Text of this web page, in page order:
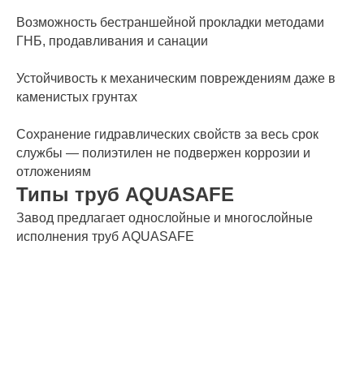
Возможность бестраншейной прокладки методами
ГНБ, продавливания и санации
Устойчивость к механическим повреждениям даже в
каменистых грунтах
Сохранение гидравлических свойств за весь срок
службы — полиэтилен не подвержен коррозии и
отложениям
Типы труб AQUASAFE
Завод предлагает однослойные и многослойные
исполнения труб AQUASAFE